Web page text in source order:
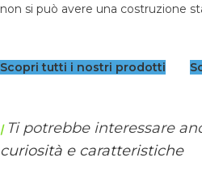
non si può avere una costruzione
Scopri tutti i nostri prodotti
| Ti potrebbe interessare
curiosità e caratteristiche